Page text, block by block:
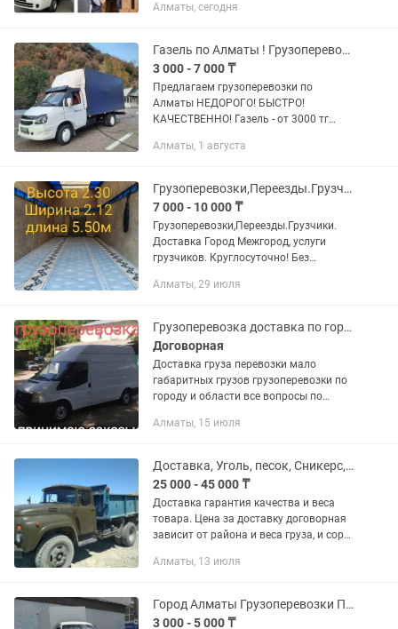
Межгородные индивидуальные
Алматы, сегодня
Газель по Алматы ! Грузоперевозки Алматы по городу Доставка 24/7
3 000 - 7 000 ₸
Предлагаем грузоперевозки по
Алматы НЕДОРОГО! БЫСТРО!
КАЧЕСТВЕННО! Газель - от 3000 тг
мусора Осуществляем любую
Перевозка: - Мебели -...
Алматы, 1 августа
Грузоперевозки,Переезды.Грузчики. Доставка Город Межгород, услуги грузчиков
7 000 - 10 000 ₸
Грузоперевозки,Переезды.Грузчики.
Доставка Город Межгород, услуги
грузчиков. Круглосуточно! Без
под любые цели! Есть разные машины
Алматы, 29 июля
Грузоперевозка доставка по городу перевозка груза
Договорная
Доставка груза перевозки мало
габаритных грузов грузоперевозки по
городу и области все вопросы по
транзит цельнометаллический размер
Алматы, 15 июля
Доставка, Уголь, песок, Сникерс, Отсев,Камень,ПГС,ЩПС, городу области
25 000 - 45 000 ₸
Доставка гарантия качества и веса
товара. Цена за доставку договорная
зависит от района и веса груза, и сорта
Алматы, 13 июля
Город Алматы Грузоперевозки Переезды Перевозка Доставка
3 000 - 5 000 ₸